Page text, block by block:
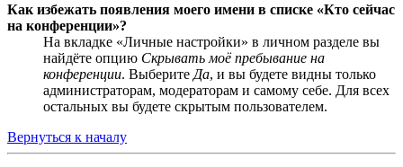
Как избежать появления моего имени в списке «Кто сейчас
на конференции»?
На вкладке «Личные настройки» в личном разделе вы
найдёте опцию Скрывать моё пребывание на
конференции. Выберите Да, и вы будете видны только
администраторам, модераторам и самому себе. Для всех
остальных вы будете скрытым пользователем.
Вернуться к началу